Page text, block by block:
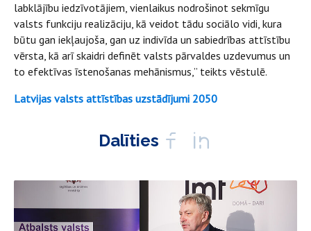
labklājību iedzīvotājiem, vienlaikus nodrošinot sekmīgu
valsts funkciju realizāciju, kā veidot tādu sociālo vidi, kura
būtu gan iekļaujoša, gan uz indivīda un sabiedrības attīstību
vērsta, kā arī skaidri definēt valsts pārvaldes uzdevumus un
to efektīvas īstenošanas mehānismus,” teikts vēstulē.
Latvijas valsts attīstības uzstādījumi 2050
Dalīties